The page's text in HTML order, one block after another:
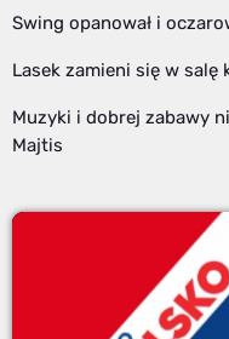
Swing opanował i
Lasek zamieni się w salę
Muzyki i dobrej zabawy
Majtis